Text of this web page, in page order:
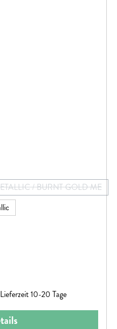
nicht verfügbar.)
/ BURNT GOLD ME
(Diese Option ist zurzeit nicht
10-20 Tage